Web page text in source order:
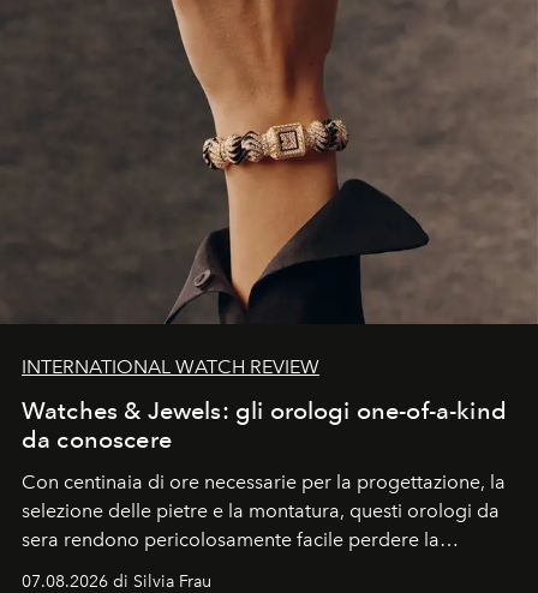
INTERNATIONAL WATCH REVIEW
Watches & Jewels: gli orologi one-of-a-kind
da conoscere
Con centinaia di ore necessarie per la progettazione, la
selezione delle pietre e la montatura, questi orologi da
sera rendono pericolosamente facile perdere la
07.08.2026 di Silvia Frau